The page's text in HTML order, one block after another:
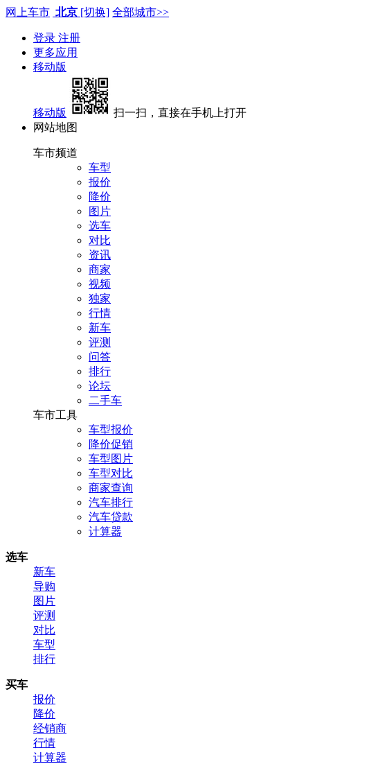
网上车市 北京 [切换] 全部城市>>
登录 注册
更多应用
移动版
移动版
扫一扫，直接在手机上打开
网站地图
车市频道
车型
报价
降价
图片
选车
对比
资讯
商家
视频
独家
行情
新车
评测
问答
排行
论坛
二手车
车市工具
车型报价
降价促销
车型图片
车型对比
商家查询
汽车排行
汽车贷款
计算器
选车
新车
导购
图片
评测
对比
车型
排行
买车
报价
降价
经销商
行情
计算器